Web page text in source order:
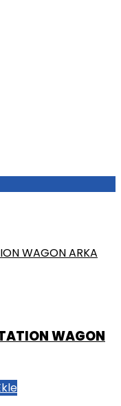
WAGON